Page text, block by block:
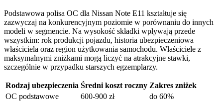
Podstawowa polisa OC dla Nissan Note E11 kształtuje się
zazwyczaj na konkurencyjnym poziomie w porównaniu do innych
modeli w segmencie. Na wysokość składki wpływają przede
wszystkim: rok produkcji pojazdu, historia ubezpieczeniowa
właściciela oraz region użytkowania samochodu. Właściciele z
maksymalnymi zniżkami mogą liczyć na atrakcyjne stawki,
szczególnie w przypadku starszych egzemplarzy.
Rodzaj ubezpieczenia Średni koszt roczny Zakres zniżek
OC podstawowe
600-900 zł
do 60%